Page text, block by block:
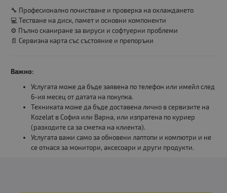
🔧 Професионално почистване и проверка на охлаждането
💻 Тестване на диск, памет и основни компоненти
⚙️ Пълно сканиране за вируси и софтуерни проблеми
📄 Сервизна карта със състояние и препоръки
Важно:
Услугата може да бъде заявена по телефон или имейл след
6-ия месец от датата на покупка.
Техниката може да бъде доставена лично в сервизите на
Kozelat в София или Варна, или изпратена по куриер
(разходите са за сметка на клиента).
Услугата важи само за обновени лаптопи и компютри и не
се отнася за монитори, аксесоари и други продукти.